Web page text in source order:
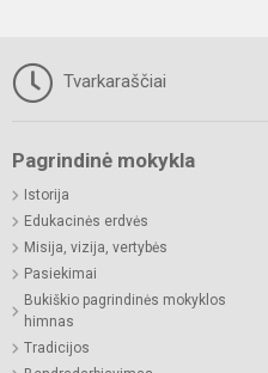
Tvarkaraščiai
Pagrindinė mokykla
Istorija
Edukacinės erdvės
Misija, vizija, vertybės
Pasiekimai
Bukiškio pagrindinės mokyklos
himnas
Tradicijos